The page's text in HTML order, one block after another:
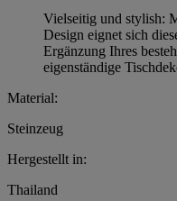
Vielseitig und stylish:
Design eignet sich
Ergänzung Ihres
eigenständige
Material:
Steinzeug
Hergestellt in:
Thailand